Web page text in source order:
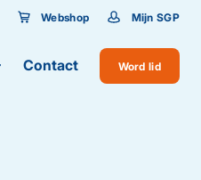
Webshop Mijn SGP
Word lid
Contact